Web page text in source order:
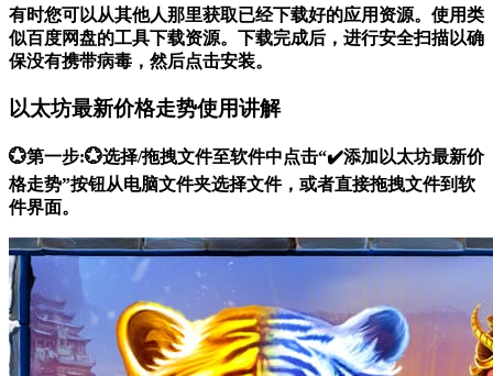
有时您可以从其他人那里获取已经下载好的应用资源。使用类
似百度网盘的工具下载资源。下载完成后，进行安全扫描以确
保没有携带病毒，然后点击安装。
以太坊最新价格走势使用讲解
💮第一步:💮选择/拖拽文件至软件中点击“✔️添加以太坊最新价
格走势”按钮从电脑文件夹选择文件，或者直接拖拽文件到软
件界面。